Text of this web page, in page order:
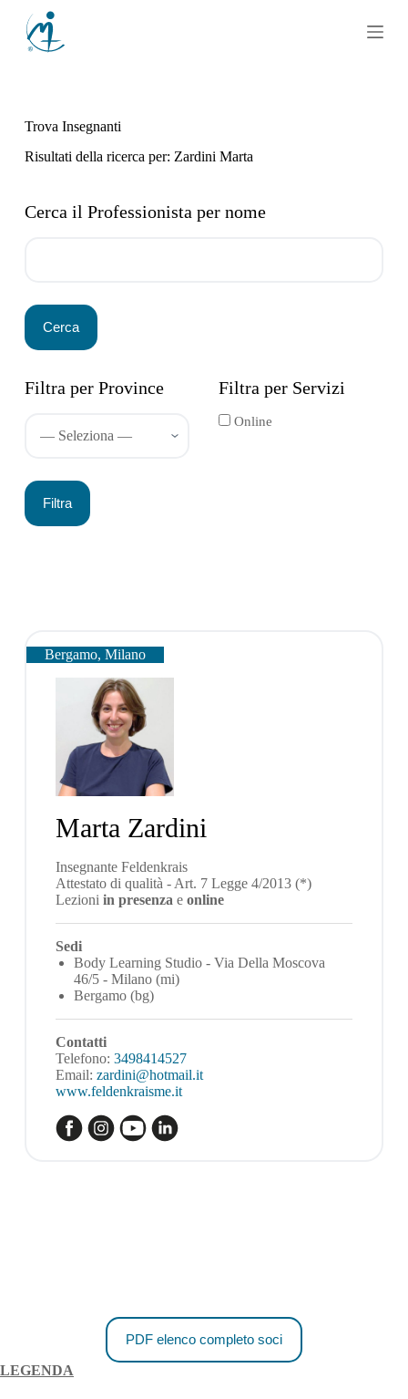
o
n
n
Trova Insegnanti
Risultati della ricerca per: Zardini Marta
Cerca il Professionista per nome
Filtra per Province Filtra per Servizi
Online
Bergamo, Milano
Marta Zardini
Insegnante Feldenkrais
Attestato di qualità - Art. 7 Legge 4/2013 (*)
Lezioni in presenza e online
Sedi
Body Learning Studio - Via Della Moscova
46/5 - Milano (mi)
Bergamo (bg)
Contatti
Telefono: 3498414527
Email: zardini@hotmail.it
www.feldenkraisme.it
PDF elenco completo soci
LEGENDA